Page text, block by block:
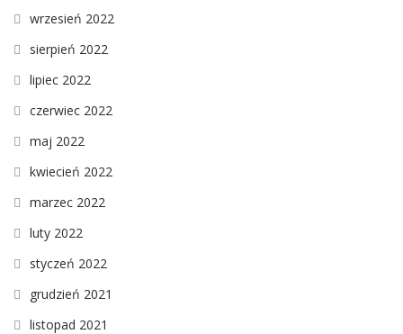
wrzesień 2022
sierpień 2022
lipiec 2022
czerwiec 2022
maj 2022
kwiecień 2022
marzec 2022
luty 2022
styczeń 2022
grudzień 2021
listopad 2021